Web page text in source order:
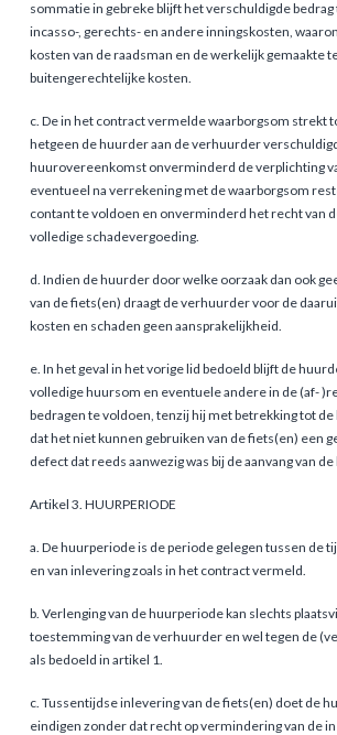
sommatie in gebreke blijft het verschuldigde
incasso-, gerechts- en andere inningskosten,
kosten van de raadsman en de werkelijk gemaakte
buitengerechtelijke kosten.
c. De in het contract vermelde waarborgsom strekt
hetgeen de huurder aan de verhuurder
huurovereenkomst onverminderd de ver­plichting
eventueel na verrekening met de waarborgsom
contant te voldoen en onverminderd het recht van
volledige schadevergoeding.
d. Indien de huurder door welke oorzaak dan ook
van de fiets(en) draagt de verhuurder voor de
kosten en schaden geen aansprake­lijkheid.
e. In het geval in het vorige lid bedoeld blijft de
volledige huursom en eventuele andere in de (af-
bedragen te voldoen, tenzij hij met betrekking tot
dat het niet kunnen gebruiken van de fiets(en) een
defect dat reeds aanwezig was bij de aanvang van
Artikel 3. HUURPERIODE
a. De huurperiode is de periode gelegen tussen de
en van inlevering zoals in het contract ver­meld.
b. Verlenging van de huurperiode kan slechts
toestemming van de verhuurder en wel tegen de
als bedoeld in artikel 1.
c. Tussentijdse inlevering van de fiets(en) doet de
eindigen zonder dat recht op vermindering van de